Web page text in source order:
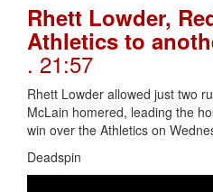
Rhett Lowder,
Athletics to
. 21:57
Rhett Lowder allowed just two
McLain homered, leading the
win over the Athletics on
Deadspin